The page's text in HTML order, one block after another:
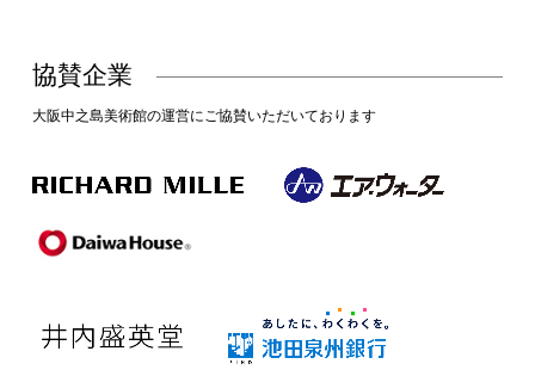
協賛企業
大阪中之島美術館の運営にご協賛いただいております